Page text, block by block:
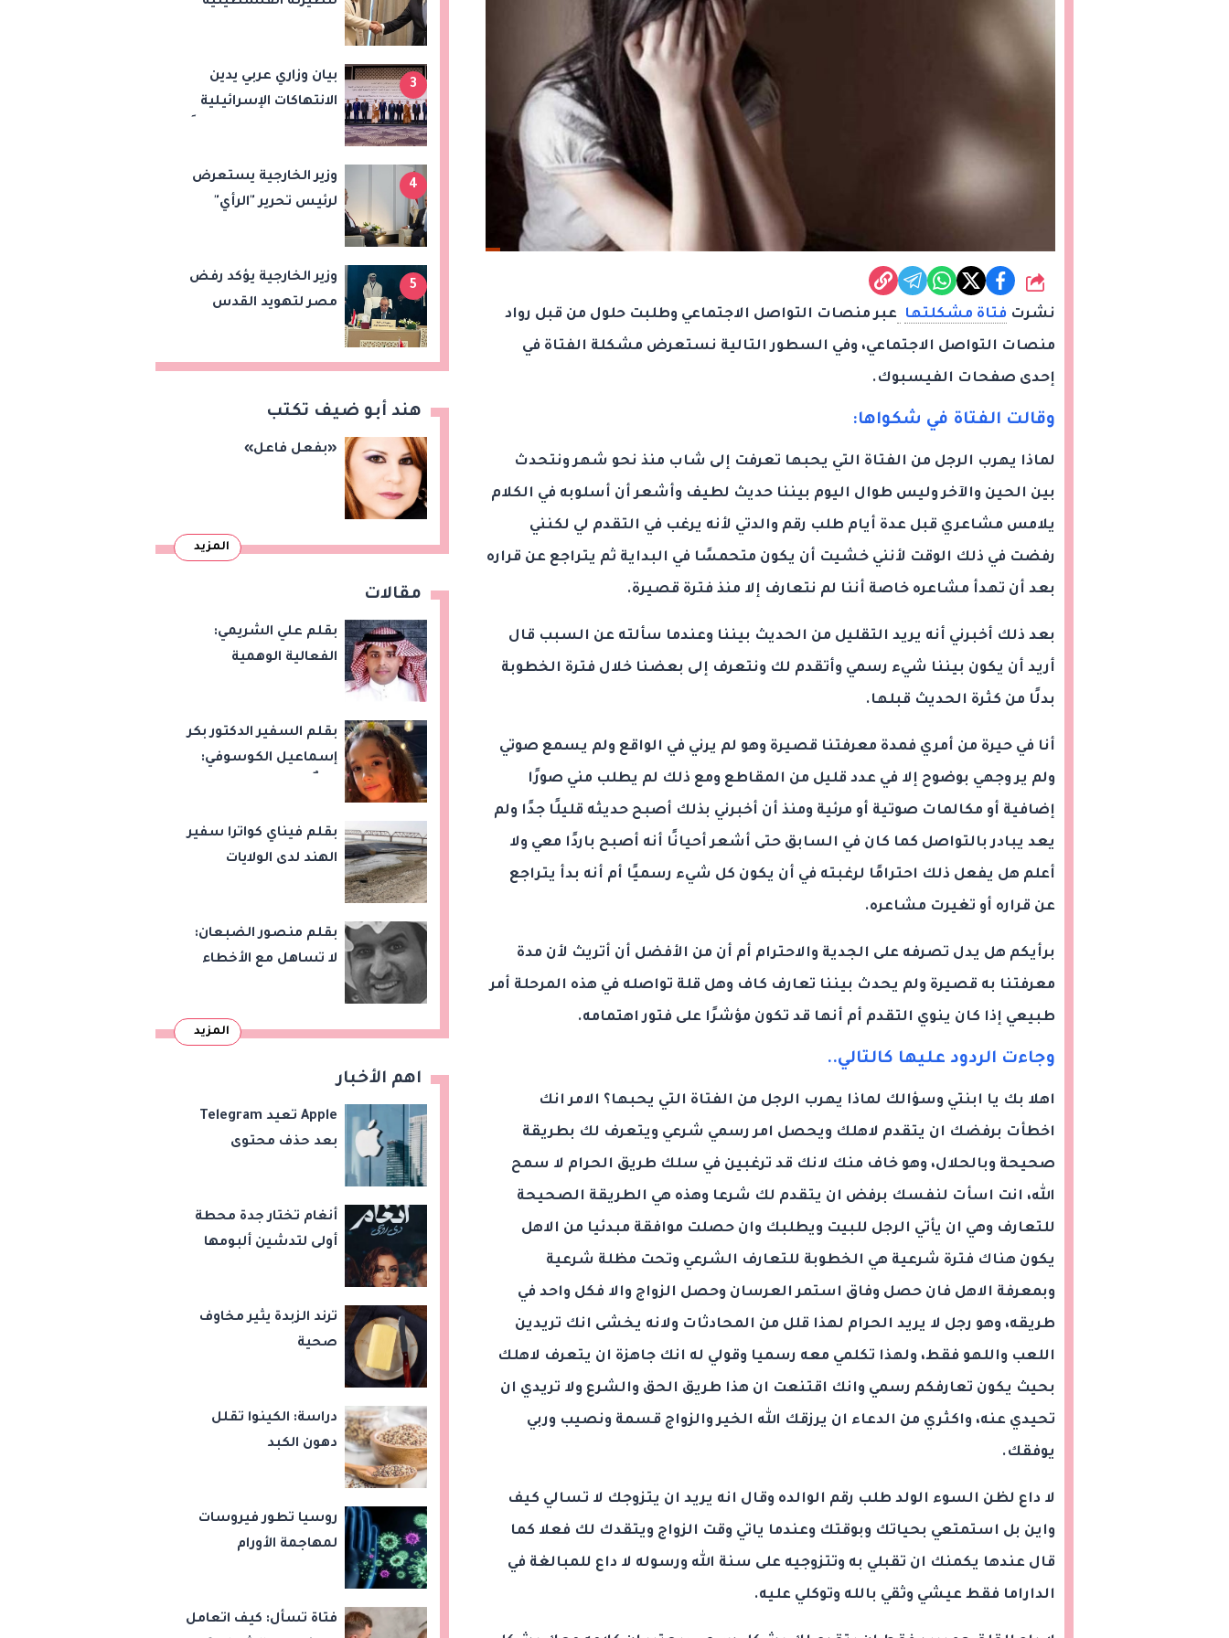
شارك
نشرت فتاة مشكلتها عبر منصات التواصل الاجتماعي وطلبت حلول من قبل رواد
منصات التواصل الاجتماعي، وفي السطور التالية نستعرض مشكلة الفتاة في
إحدى صفحات الفيسبوك.
وقالت الفتاة في شكواها:
لماذا يهرب الرجل من الفتاة التي يحبها تعرفت إلى شاب منذ نحو شهر ونتحدث
بين الحين والآخر وليس طوال اليوم بيننا حديث لطيف وأشعر أن أسلوبه في الكلام
يلامس مشاعري قبل عدة أيام طلب رقم والدتي لأنه يرغب في التقدم لي لكنني
رفضت في ذلك الوقت لأنني خشيت أن يكون متحمسًا في البداية ثم يتراجع عن قراره
بعد أن تهدأ مشاعره خاصة أننا لم نتعارف إلا منذ فترة قصيرة.
بعد ذلك أخبرني أنه يريد التقليل من الحديث بيننا وعندما سألته عن السبب قال
أريد أن يكون بيننا شيء رسمي وأتقدم لك ونتعرف إلى بعضنا خلال فترة الخطوبة
بدلًا من كثرة الحديث قبلها.
أنا في حيرة من أمري فمدة معرفتنا قصيرة وهو لم يرني في الواقع ولم يسمع صوتي
ولم ير وجهي بوضوح إلا في عدد قليل من المقاطع ومع ذلك لم يطلب مني صورًا
إضافية أو مكالمات صوتية أو مرئية ومنذ أن أخبرني بذلك أصبح حديثه قليلًا جدًا ولم
يعد يبادر بالتواصل كما كان في السابق حتى أشعر أحيانًا أنه أصبح باردًا معي ولا
أعلم هل يفعل ذلك احترامًا لرغبته في أن يكون كل شيء رسميًا أم أنه بدأ يتراجع
عن قراره أو تغيرت مشاعره.
برأيكم هل يدل تصرفه على الجدية والاحترام أم أن من الأفضل أن أتريث لأن مدة
معرفتنا به قصيرة ولم يحدث بيننا تعارف كاف وهل قلة تواصله في هذه المرحلة أمر
طبيعي إذا كان ينوي التقدم أم أنها قد تكون مؤشرًا على فتور اهتمامه.
وجاءت الردود عليها كالتالي..
اهلا بك يا ابنتي وسؤالك لماذا يهرب الرجل من الفتاة التي يحبها؟ الامر انك
اخطأت برفضك ان يتقدم لاهلك ويحصل امر رسمي شرعي ويتعرف لك بطريقة
صحيحة وبالحلال، وهو خاف منك لانك قد ترغبين في سلك طريق الحرام لا سمح
الله، انت اسأت لنفسك برفض ان يتقدم لك شرعا وهذه هي الطريقة الصحيحة
للتعارف وهي ان يأتي الرجل للبيت ويطلبك وان حصلت موافقة مبدئيا من الاهل
يكون هناك فترة شرعية هي الخطوبة للتعارف الشرعي وتحت مظلة شرعية
وبمعرفة الاهل فان حصل وفاق استمر العرسان وحصل الزواج والا فكل واحد في
طريقه، وهو رجل لا يريد الحرام لهذا قلل من المحادثات ولانه يخشى انك تريدين
اللعب واللهو فقط، ولهذا تكلمي معه رسميا وقولي له انك جاهزة ان يتعرف لاهلك
بحيث يكون تعارفكم رسمي وانك اقتنعت ان هذا طريق الحق والشرع ولا تريدي ان
تحيدي عنه، واكثري من الدعاء ان يرزقك الله الخير والزواج قسمة ونصيب وربي
يوفقك.
لا داع لظن السوء الولد طلب رقم الوالده وقال انه يريد ان يتزوجك لا تسالي كيف
واين بل استمتعي بحياتك وبوقتك وعندما ياتي وقت الزواج ويتقدك لك فعلا كما
قال عندها يكمنك ان تقبلي به وتتزوجيه على سنة الله ورسوله لا داع للمبالغة في
الداراما فقط عيشي وثقي بالله وتوكلي عليه.
النادي
الدولة الفلسطينية
3
بيان وزاري عربي يدين
الانتهاكات الإسرائيلية
ودعم الدولة
الفلسطينية
4
وزير الخارجية يستعرض
لرئيس تحرير "الرأي"
الاستقرار الإقليمي
5
وزير الخارجية يؤكد رفض
مصر لتهويد القدس
هند أبو ضيف تكتب
«بفعل فاعل»
المزيد
مقالات
بقلم علي الشريمي:
الفعالية الوهمية
بقلم السفير الدكتور بكر
إسماعيل الكوسوفي:
بقلم فيناي كواترا سفير
الهند لدى الولايات
وقت طويل من تعليق
الهند العمل بها
بقلم منصور الضبعان:
لا تساهل مع الأخطاء
المزيد
اهم الأخبار
Apple تعيد Telegram
بعد حذف محتوى
أنغام تختار جدة محطة
أولى لتدشين ألبومها
ترند الزبدة يثير مخاوف
صحية
دراسة: الكينوا تقلل
دهون الكبد
روسيا تطور فيروسات
لمهاجمة الأورام
فتاة تسأل: كيف اتعامل